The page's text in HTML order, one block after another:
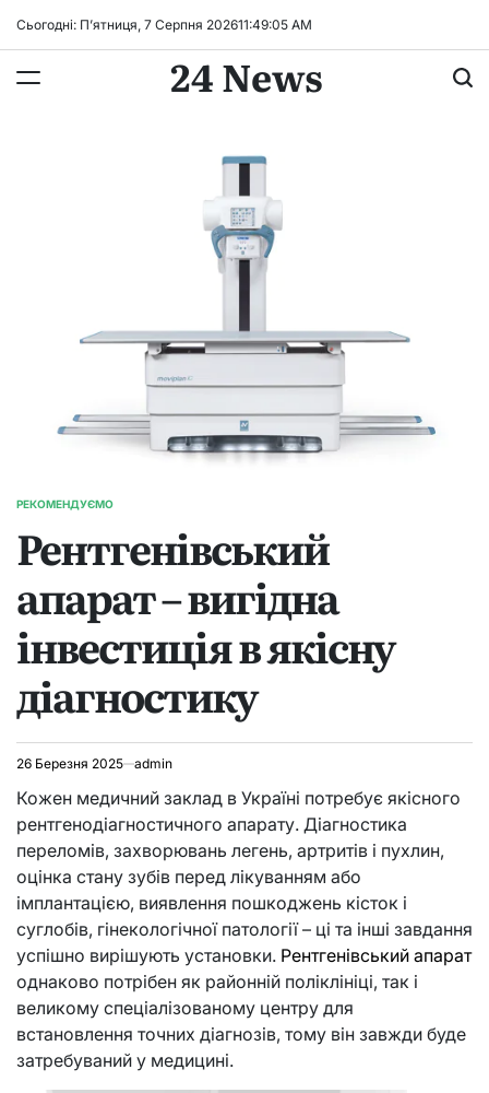
Сьогодні: П’ятниця, 7 Серпня 202611:49:06 AM
24 News
ОПУБЛІКУВАТИ
РЕКОМЕНДУЄМО
Рентгенівський
апарат – вигідна
інвестиція в якісну
діагностику
26 Березня 2025 admin
Кожен медичний заклад в Україні потребує якісного
рентгенодіагностичного апарату. Діагностика
переломів, захворювань легень, артритів і пухлин,
оцінка стану зубів перед лікуванням або
імплантацією, виявлення пошкоджень кісток і
суглобів, гінекологічної патології – ці та інші завдання
успішно вирішують установки. Рентгенівський апарат
однаково потрібен як районній поліклініці, так і
великому спеціалізованому центру для
встановлення точних діагнозів, тому він завжди буде
затребуваний у медицині.